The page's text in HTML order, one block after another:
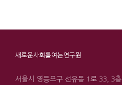
새로운사회를여는연구원
서울시 영등포구 선유동 1로 33, 3층